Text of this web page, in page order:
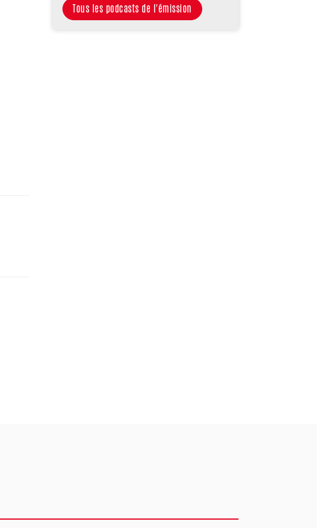
Tous les podcasts de l'émission